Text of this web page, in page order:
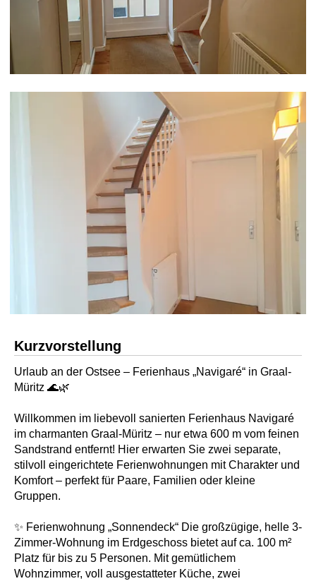
Kurzvorstellung
Urlaub an der Ostsee – Ferienhaus „Navigaré“ in Graal-
Müritz 🌊🌿
Willkommen im liebevoll sanierten Ferienhaus Navigaré
im charmanten Graal-Müritz – nur etwa 600 m vom feinen
Sandstrand entfernt! Hier erwarten Sie zwei separate,
stilvoll eingerichtete Ferienwohnungen mit Charakter und
Komfort – perfekt für Paare, Familien oder kleine
Gruppen.
✨ Ferienwohnung „Sonnendeck“ Die großzügige, helle 3-
Zimmer-Wohnung im Erdgeschoss bietet auf ca. 100 m²
Platz für bis zu 5 Personen. Mit gemütlichem
Wohnzimmer, voll ausgestatteter Küche, zwei